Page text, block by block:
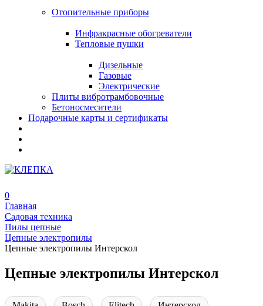
Отопительные приборы
Инфракрасные обогреватели
Тепловые пушки
Дизельные
Газовые
Электрические
Плиты вибротрамбовочные
Бетоносмесители
Подарочные карты и сертификаты
0
Главная
Садовая техника
Пилы цепные
Цепные электропилы
Цепные электропилы Интерскол
Цепные электропилы Интерскол